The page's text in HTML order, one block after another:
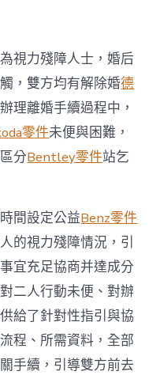
視力殘障人士，婚后
，雙方均有解除婚德
理離婚手續過程中，
零件未便與困難，
分Bentley零件站乞
間設定公益Benz零件
的視力殘障情況，引
宜充足協商并達成分
二人行動未便、對辦
給了針對性指引與協
程、所需資料，全部
手續，引導雙方前去